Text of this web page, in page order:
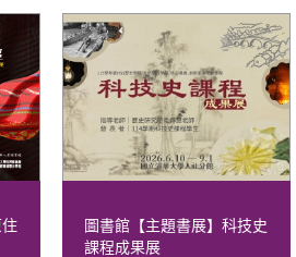
圖書館【主題書展】科技史
課程成果展